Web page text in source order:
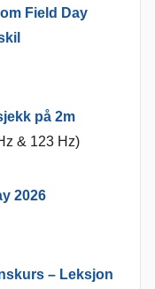
Field Day
på 2m
& 123 Hz)
2026
– Leksjon